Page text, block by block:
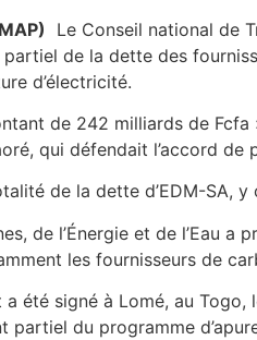
Le Conseil national de
de la dette des
d’électricité.
de 242 milliards de Fcfa
qui défendait l’accord
de la dette d’EDM-SA,
de l’Énergie et de l’Eau
les fournisseurs de
été signé à Lomé, au
partiel du programme